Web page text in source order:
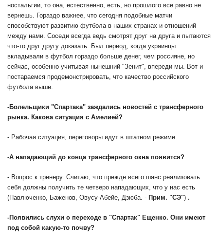
ностальгии, то она, естественно, есть, но прошлого все равно не
вернешь. Гораздо важнее, что сегодня подобные матчи
способствуют развитию футбола в наших странах и отношений
между нами. Соседи всегда ведь смотрят друг на друга и пытаются
что-то друг другу доказать. Был период, когда украинцы
вкладывали в футбол гораздо больше денег, чем россияне, но
сейчас, особенно учитывая нынешний "Зенит", впереди мы. Вот и
постараемся продемонстрировать, что качество российского
футбола выше.
-Болельщики "Спартака" заждались новостей с трансферного
рынка. Какова ситуация с Амелией?
- Рабочая ситуация, переговоры идут в штатном режиме.
-А нападающий до конца трансферного окна появится?
- Вопрос к тренеру. Считаю, что прежде всего шанс реализовать
себя должны получить те четверо нападающих, что у нас есть
(Павлюченко, Баженов, Овусу-Абейе, Дзюба. - Прим. "СЭ") .
-Появились слухи о переходе в "Спартак" Ещенко. Они имеют
под собой какую-то почву?